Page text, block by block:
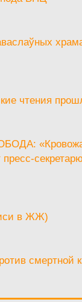
чтения
в ЖЖ)
смертной